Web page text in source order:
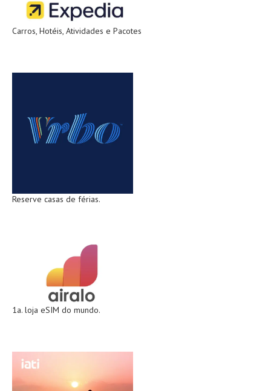
Carros, Hotéis, Atividades e Pacotes
Reserve casas de férias.
1a. loja eSIM do mundo.